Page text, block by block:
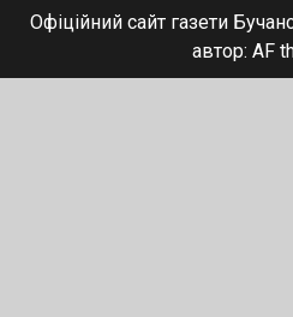
Офіційний сайт газети
автор: AF